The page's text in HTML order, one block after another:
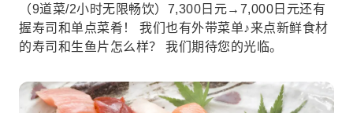
（9道菜/2小时无限畅饮）7,300日元→7,000日元还有
握寿司和单点菜肴！ 我们也有外带菜单♪来点新鲜食材
的寿司和生鱼片怎么样？ 我们期待您的光临。